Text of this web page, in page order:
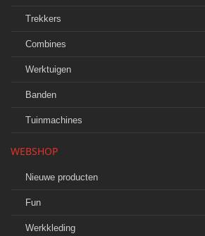
Trekkers
Combines
Werktuigen
Banden
Tuinmachines
WEBSHOP
Nieuwe producten
Fun
Werkkleding